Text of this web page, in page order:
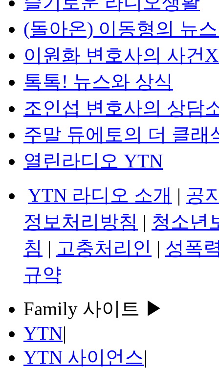
(돌아온) 이동형의 뉴
이원화 변호사의 사건
톡톡! 뉴스와 상식
조인섭 변호사의 상담
주말 듀에토의 더 클래
열린라디오 YTN
YTN 라디오 소개 | 공
정보처리방침 | 청소년
침 | 고충처리인 | 성폭
규약
Family 사이트 ▶
YTN|
YTN 사이언스|